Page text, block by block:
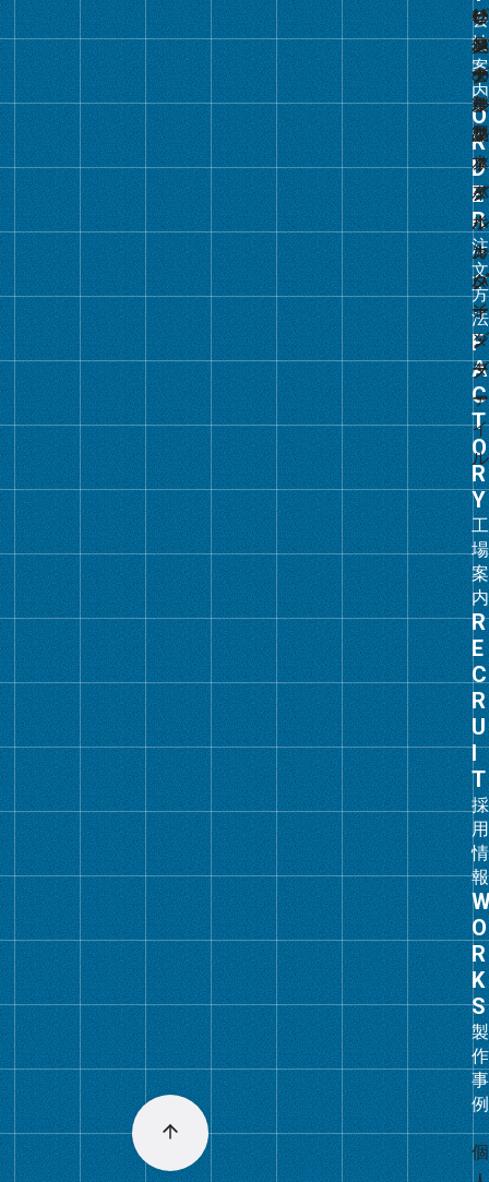
会
社
案
内
ク
注
文
方
法
グ
ル
ー
プ
リ
ン
ク
工
場
案
内
グ
ル
ー
プ
リ
ン
ク
採
用
情
報
グ
ル
ー
プ
リ
ン
ク
製
作
事
例
グ
ル
ー
プ
リ
ン
ク
リ
ジ
ナ
ル
フ
ァ
イ
ル
・
バ
イ
ン
ダ
ー
い
フ
ァ
イ
ル
・
バ
イ
ン
ダ
ー
ー
パ
ー
ク
リ
ス
タ
ル
カ
レ
ン
ダ
ー
レ
ン
ダ
ー
製
本
リ
ジ
ナ
ル
ク
リ
ア
ホ
ル
ダ
ー
・
フ
ァ
イ
ル
ビ
メ
モ
リ
の
他
の
製
品
じ
具
個